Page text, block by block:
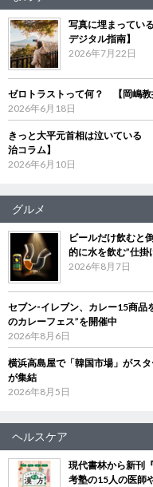
写真に埋まってい
デジタル指南】
2026年7月22日
ゼロトラストって何？ 【岡嶋教
2026年6月18日
きっと大平元首相は泣いている
治コラム】
2026年6月10日
グルメ
ビールだけ飲むと
的に水を飲む”仕掛
2026年8月7日
セブン‐イレブン、カレー15商
のカレーフェス”を開催中
2026年8月6日
横浜高島屋で「韓国市場」がス
が集結
2026年8月5日
ヘルスケア
現代書林から新刊
考塾の15人の医師